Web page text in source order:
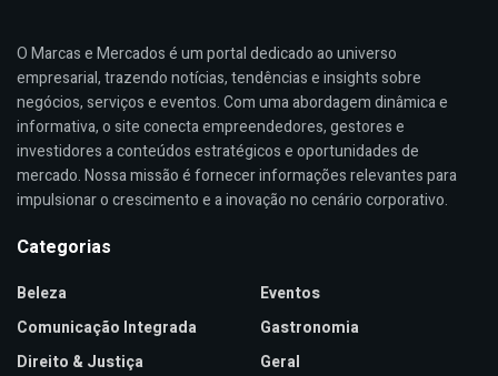
O Marcas e Mercados é um portal dedicado ao universo
empresarial, trazendo notícias, tendências e insights sobre
negócios, serviços e eventos. Com uma abordagem dinâmica e
informativa, o site conecta empreendedores, gestores e
investidores a conteúdos estratégicos e oportunidades de
mercado. Nossa missão é fornecer informações relevantes para
impulsionar o crescimento e a inovação no cenário corporativo.
Categorias
Beleza
Comunicação Integrada
Direito & Justiça
Eventos
Gastronomia
Geral